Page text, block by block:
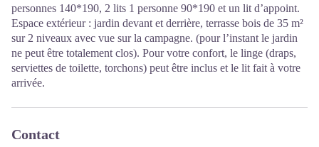
personnes 140*190, 2 lits 1 personne 90*190 et un lit d’appoint.
Espace extérieur : jardin devant et derrière, terrasse bois de 35 m²
sur 2 niveaux avec vue sur la campagne. (pour l’instant le jardin
ne peut être totalement clos). Pour votre confort, le linge (draps,
serviettes de toilette, torchons) peut être inclus et le lit fait à votre
arrivée.
Contact